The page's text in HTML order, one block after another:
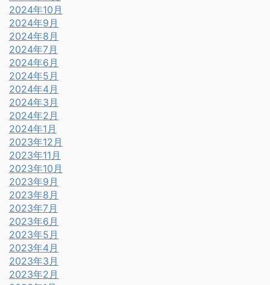
2024年10月
2024年9月
2024年8月
2024年7月
2024年6月
2024年5月
2024年4月
2024年3月
2024年2月
2024年1月
2023年12月
2023年11月
2023年10月
2023年9月
2023年8月
2023年7月
2023年6月
2023年5月
2023年4月
2023年3月
2023年2月